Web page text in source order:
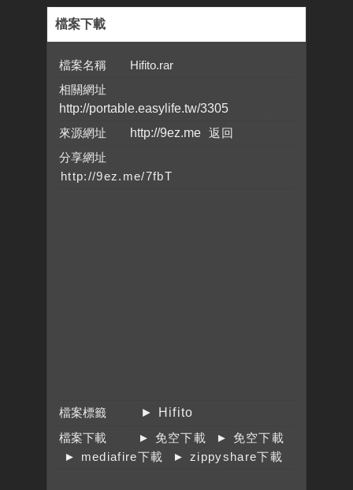
檔案下載
檔案名稱 Hifito.rar
相關網址
http://portable.easylife.tw/3305
來源網址
http://9ez.me
分享網址
檔案標籤
► Hifito
檔案下載